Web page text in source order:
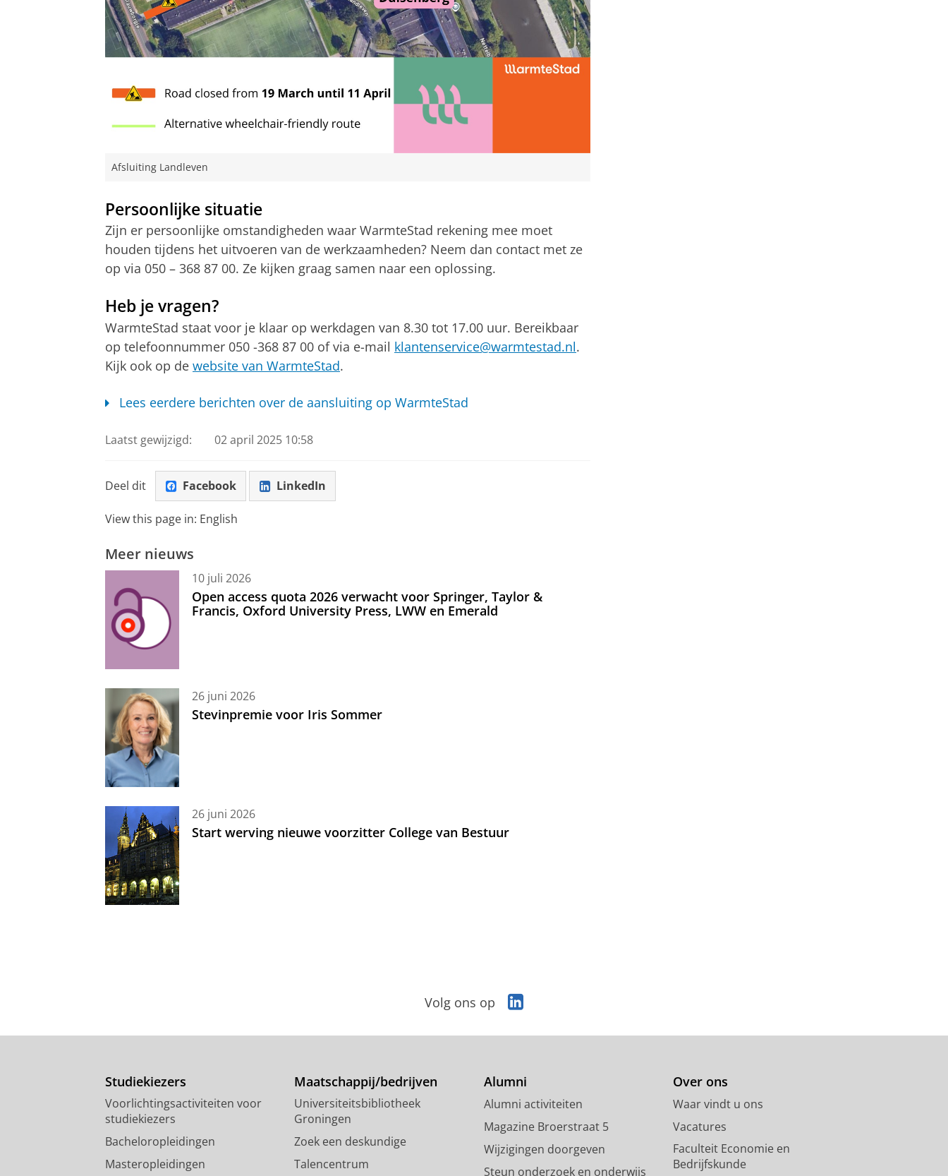
Afsluiting Landleven
Persoonlijke situatie
Zijn er persoonlijke omstandigheden waar WarmteStad rekening mee moet
houden tijdens het uitvoeren van de werkzaamheden? Neem dan contact met ze
op via 050 – 368 87 00. Ze kijken graag samen naar een oplossing.
Heb je vragen?
WarmteStad staat voor je klaar op werkdagen van 8.30 tot 17.00 uur. Bereikbaar
op telefoonnummer 050 -368 87 00 of via e-mail klantenservice@warmtestad.nl.
Kijk ook op de website van WarmteStad.
Lees eerdere berichten over de aansluiting op WarmteStad
Laatst gewijzigd: 02 april 2025 10:58
Deel dit Facebook LinkedIn
View this page in: English
Meer nieuws
10 juli 2026
Open access quota 2026 verwacht voor Springer, Taylor &
Francis, Oxford University Press, LWW en Emerald
26 juni 2026
Stevinpremie voor Iris Sommer
26 juni 2026
Start werving nieuwe voorzitter College van Bestuur
Volg ons op
n
d
n
-
a
Studiekiezers
Voorlichtingsactiviteiten voor
studiekiezers
Bacheloropleidingen
Masteropleidingen
Maatschappij/bedrijven
Universiteitsbibliotheek
Groningen
Zoek een deskundige
Talencentrum
Alumni
Alumni activiteiten
Magazine Broerstraat 5
Wijzigingen doorgeven
Steun onderzoek en onderwijs
Over ons
Waar vindt u ons
Vacatures
Faculteit Economie en
Bedrijfskunde